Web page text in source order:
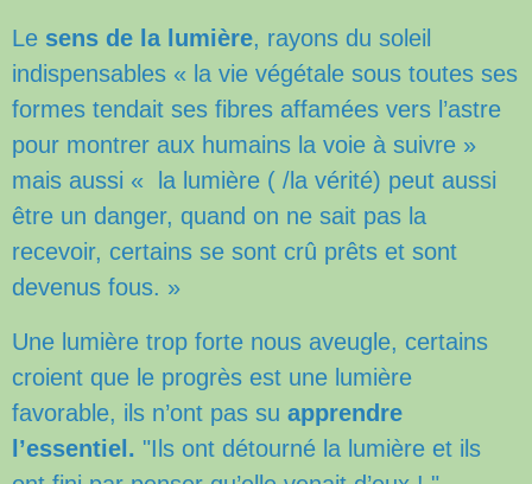
Le sens de la lumière, rayons du soleil
indispensables « la vie végétale sous toutes ses
formes tendait ses fibres affamées vers l’astre
pour montrer aux humains la voie à suivre »
mais aussi « la lumière ( /la vérité) peut aussi
être un danger, quand on ne sait pas la
recevoir, certains se sont crû prêts et sont
devenus fous. »
Une lumière trop forte nous aveugle, certains
croient que le progrès est une lumière
favorable, ils n’ont pas su apprendre
l’essentiel. "Ils ont détourné la lumière et ils